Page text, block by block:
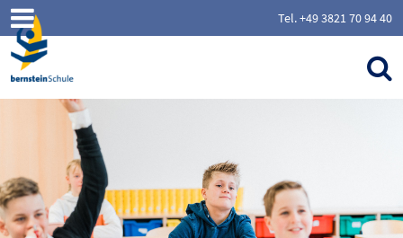
Tel. +49 3821 70 94 40